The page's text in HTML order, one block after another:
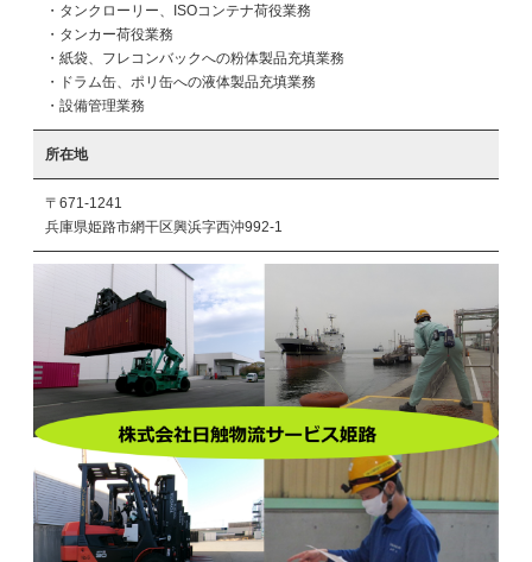
・タンクローリー、ISOコンテナ荷役業務
・タンカー荷役業務
・紙袋、フレコンバックへの粉体製品充填業務
・ドラム缶、ポリ缶への液体製品充填業務
・設備管理業務
所在地
〒671-1241
兵庫県姫路市網干区興浜字西沖992-1